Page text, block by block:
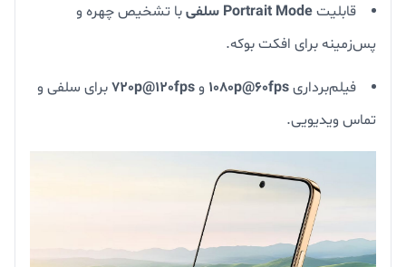
قابلیتPortrait Mode سلفی
با تشخیص چهره و
پس‌زمینه برای افکت بوکه.
فیلم‌برداری1080p@60fps و720p@120fpsبرای سلفی و
تماس ویدیویی.